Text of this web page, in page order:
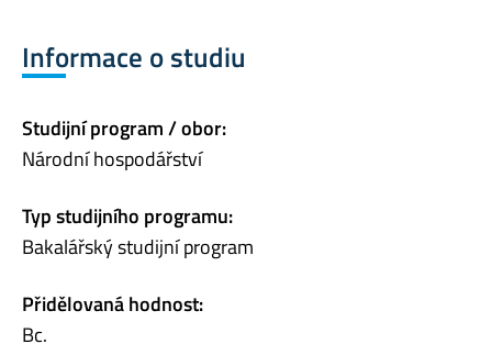
Informace o studiu
Studijní program / obor:
Národní hospodářství
Typ studijního programu:
Bakalářský studijní program
Přidělovaná hodnost:
Bc.